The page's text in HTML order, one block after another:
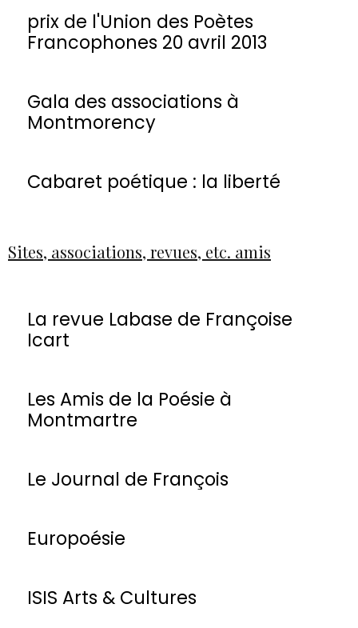
prix de l'Union des Poètes
Francophones 20 avril 2013
Gala des associations à
Montmorency
Cabaret poétique : la liberté
Sites, associations, revues, etc. amis
La revue Labase de Françoise
Icart
Les Amis de la Poésie à
Montmartre
Le Journal de François
Europoésie
ISIS Arts & Cultures